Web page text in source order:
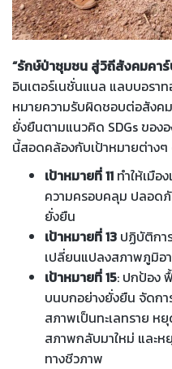
“รักษ์ป่าชุมชน สู่วิถีสังคมคา
อินเตอร์เนชั่นแนล แลบบอราท
หมายความรับผิดชอบต่อสังค
ยั่งยืนตามแนวคิด SDGs ของ
นี้สอดคล้องกับเป้าหมายต่าง
เป้าหมายที่ 11 ทำให้เมือ
ความครอบคลุม ปลอด
ยั่งยืน
เป้าหมายที่ 13 ปฏิบัติกา
เปลี่ยนแปลงสภาพภูมิอ
เป้าหมายที่ 15: ปกป้อง
บนบกอย่างยั่งยืน จัดก
สภาพเป็นทะเลทราย ห
สภาพกลับมาใหม่ และ
ทางชีวภาพ